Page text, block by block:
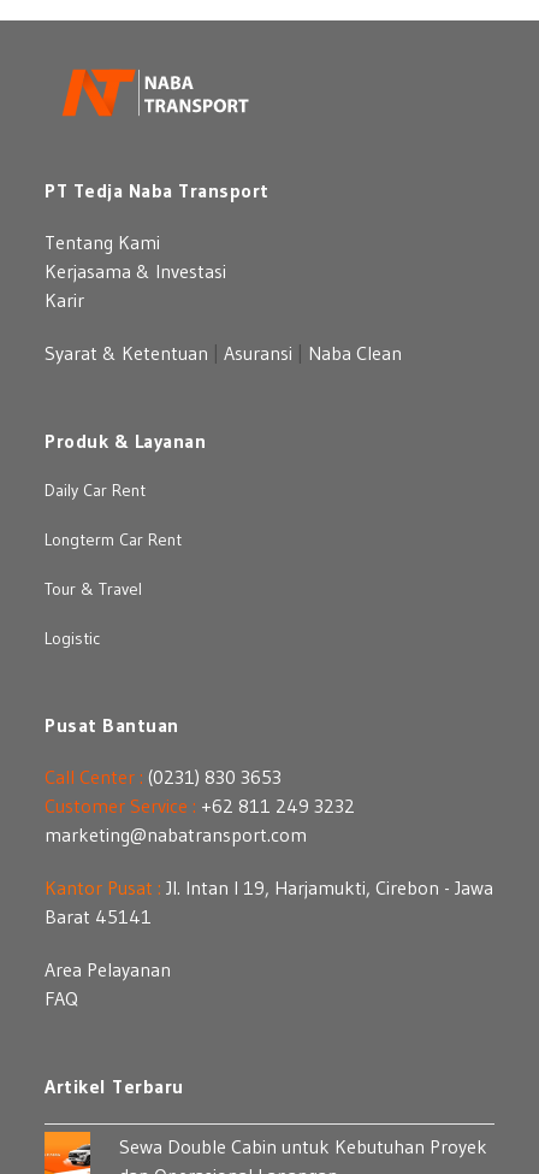
PT Tedja Naba Transport
Tentang Kami
Kerjasama & Investasi
Karir
Syarat & Ketentuan |Asuransi Naba Clean
Produk & Layanan
Daily Car Rent
Longterm Car Rent
Tour & Travel
Logistic
Pusat Bantuan
Call Center : (0231) 830 3653
Customer Service : +62 811 249 3232
marketing@nabatransport.com
Kantor Pusat : Jl. Intan I 19, Harjamukti, Cirebon - Jawa
Barat 45141
Area Pelayanan
FAQ
Artikel Terbaru
Sewa Double Cabin untuk Kebutuhan Proyek